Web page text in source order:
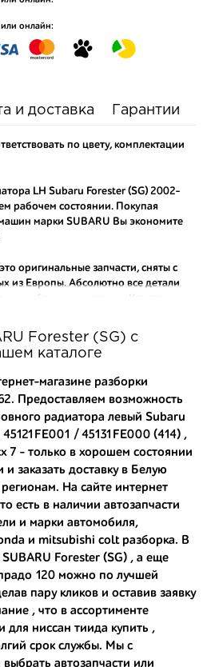
онлайн:
и доставка Гарантии
по цвету, комплектации
LH Subaru Forester (SG) 2002-
рабочем состоянии. Покупая
марки SUBARU Вы экономите
оригинальные запчасти, сняты с
из Европы. Абсолютно все детали
близком к новому. Каждая
широкий ассортимент
Forester (SG) 2002-2008
оригинальные и
отказываясь от контрафактных
рекомендуют именно нашу
продавца. Если вам
партию деталей для японских
нашего интернет-магазина
партию. Также мы поможем с
автозапчастей.
с разборки – хорошее решение.
которые ездили по превосходным
Forester (SG) с
каталоге
магазине разборки
Предоставляем возможность
радиатора левый Subaru
/ 45131FE000 (414) ,
7 - только в хорошем состоянии
и заказать доставку в Белую
На сайте интернет
есть в наличии автозапчасти
и марки автомобиля,
и mitsubishi colt разборка. В
SUBARU Forester (SG) , а еще
120 можно по лучшей
пару кликов и оставив заявку
, что в ассортименте
для ниссан тиида купить ,
срок службы. Мы с
автозапчасти или